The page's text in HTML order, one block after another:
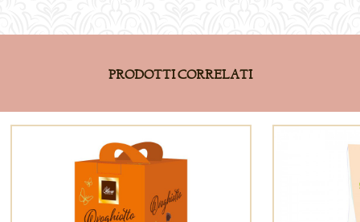
PRODOTTI CORRELATI